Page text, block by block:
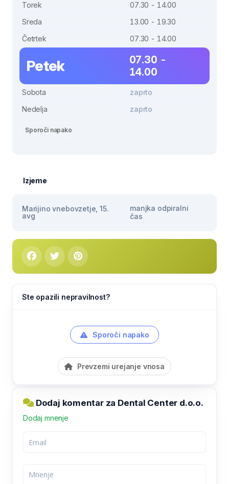
Torek
07.30 - 14.00
Sreda
13.00 - 19.30
Četrtek
07.30 - 14.00
Petek
07.30 -
14.00
Sobota
zaprto
Nedelja
zaprto
Sporoči napako
Izjeme
Marijino vnebovzetje, 15.
avg
manjka odpiralni
čas
Ste opazili nepravilnost?
Sporoči napako
Prevzemi urejanje vnosa
Dodaj komentar za Dental Center d.o.o.
Dodaj mnenje